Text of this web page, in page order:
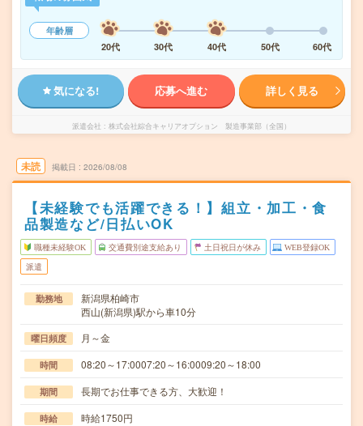
年齢層
20代
30代 40代 50代 60代
気になる! 応募へ進む 詳しく見る
派遣会社 株式会社綜合キャリアオプション 製造事業部（全国）
未読 掲載日 2026/08/08
【未経験でも活躍できる！】組立・加工・食
品製造など/日払いOK
職種未経験OK 交通費別途支給あり 土日祝日が休み WEB登録OK
派遣
勤務地
新潟県柏崎市
西山(新潟県)駅から車10分
曜日頻度 月～金
時間 08:20～17:0007:20～16:0009:20～18:00
期間 長期でお仕事できる方、大歓迎！
時給 時給1750円